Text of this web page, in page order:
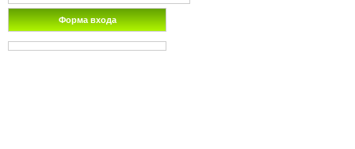
Форма входа